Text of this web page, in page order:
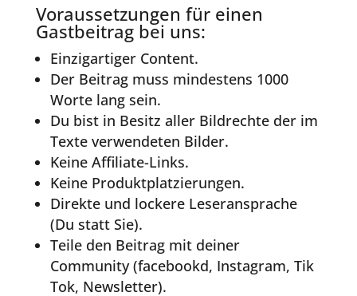
Voraussetzungen für einen
Gastbeitrag bei uns:
Einzigartiger Content.
Der Beitrag muss mindestens 1000
Worte lang sein.
Du bist in Besitz aller Bildrechte der im
Texte verwendeten Bilder.
Keine Affiliate-Links.
Keine Produktplatzierungen.
Direkte und lockere Leseransprache
(Du statt Sie).
Teile den Beitrag mit deiner
Community (facebookd, Instagram, Tik
Tok, Newsletter).